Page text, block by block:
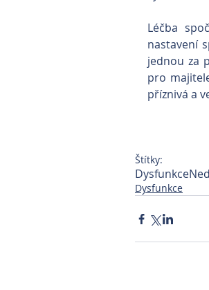
Léčba
nastavení
jednou za
pro
příznivá a
Štítky:
Dysfunkce
Dysfunkce